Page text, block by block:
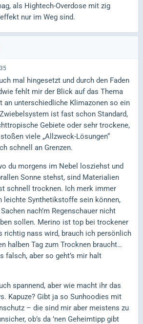
als Hightech-Overdose mit zig
nur im Weg sind.
mal hingesetzt und durch den Faden
fehlt mir der Blick auf das Thema
an unterschiedliche Klimazonen so ein
ist fast schon Standard,
Gebiete oder sehr trockene,
viele „Allzweck-Lösungen“
schnell an Grenzen.
du morgens im Nebel losziehst und
Sonne stehst, sind Materialien
schnell trocknen. Ich merk immer
leichte Synthetikstoffe sein können,
nach’m Regenschauer nicht
sollen. Merino ist top bei trockener
richtig nass wird, brauch ich persönlich
halben Tag zum Trocknen braucht…
falsch, aber so geht’s mir halt
spannend, aber wie macht ihr das
Kapuze? Gibt ja so Sunhoodies mit
– die sind mir aber meistens zu
ob’s da ’nen Geheimtipp gibt